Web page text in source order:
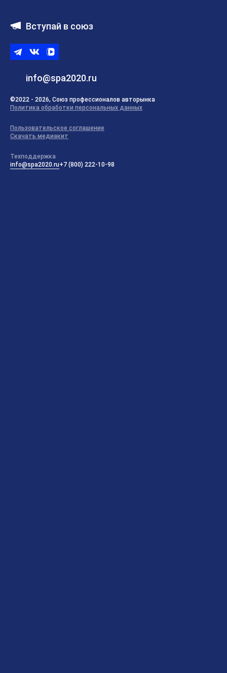
Вступай в союз
info@spa2020.ru
TelegramВКонтакте
ВК
©2022 - 2026, Союз профессионалов авторынка
Политика обработки персональных данных
Пользовательское соглашение
Скачать медиакит
Техподдержка
info@spa2020.ru+7 (800) 222-10-98